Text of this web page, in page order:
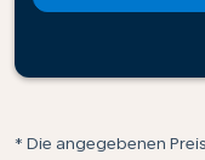
* Die angegebenen